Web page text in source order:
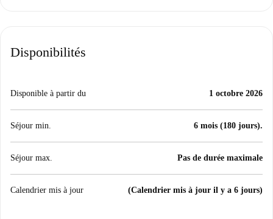
Disponibilités
Disponible à partir du 1 octobre 2026
Séjour min. 6 mois (180 jours).
Séjour max. Pas de durée maximale
Calendrier mis à jour (Calendrier mis à jour il y a 6 jours)